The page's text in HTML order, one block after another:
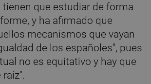
tienen que estudiar de forma
y ha afirmado que
mecanismos que vayan
de los españoles", pues
no es equitativo y hay que